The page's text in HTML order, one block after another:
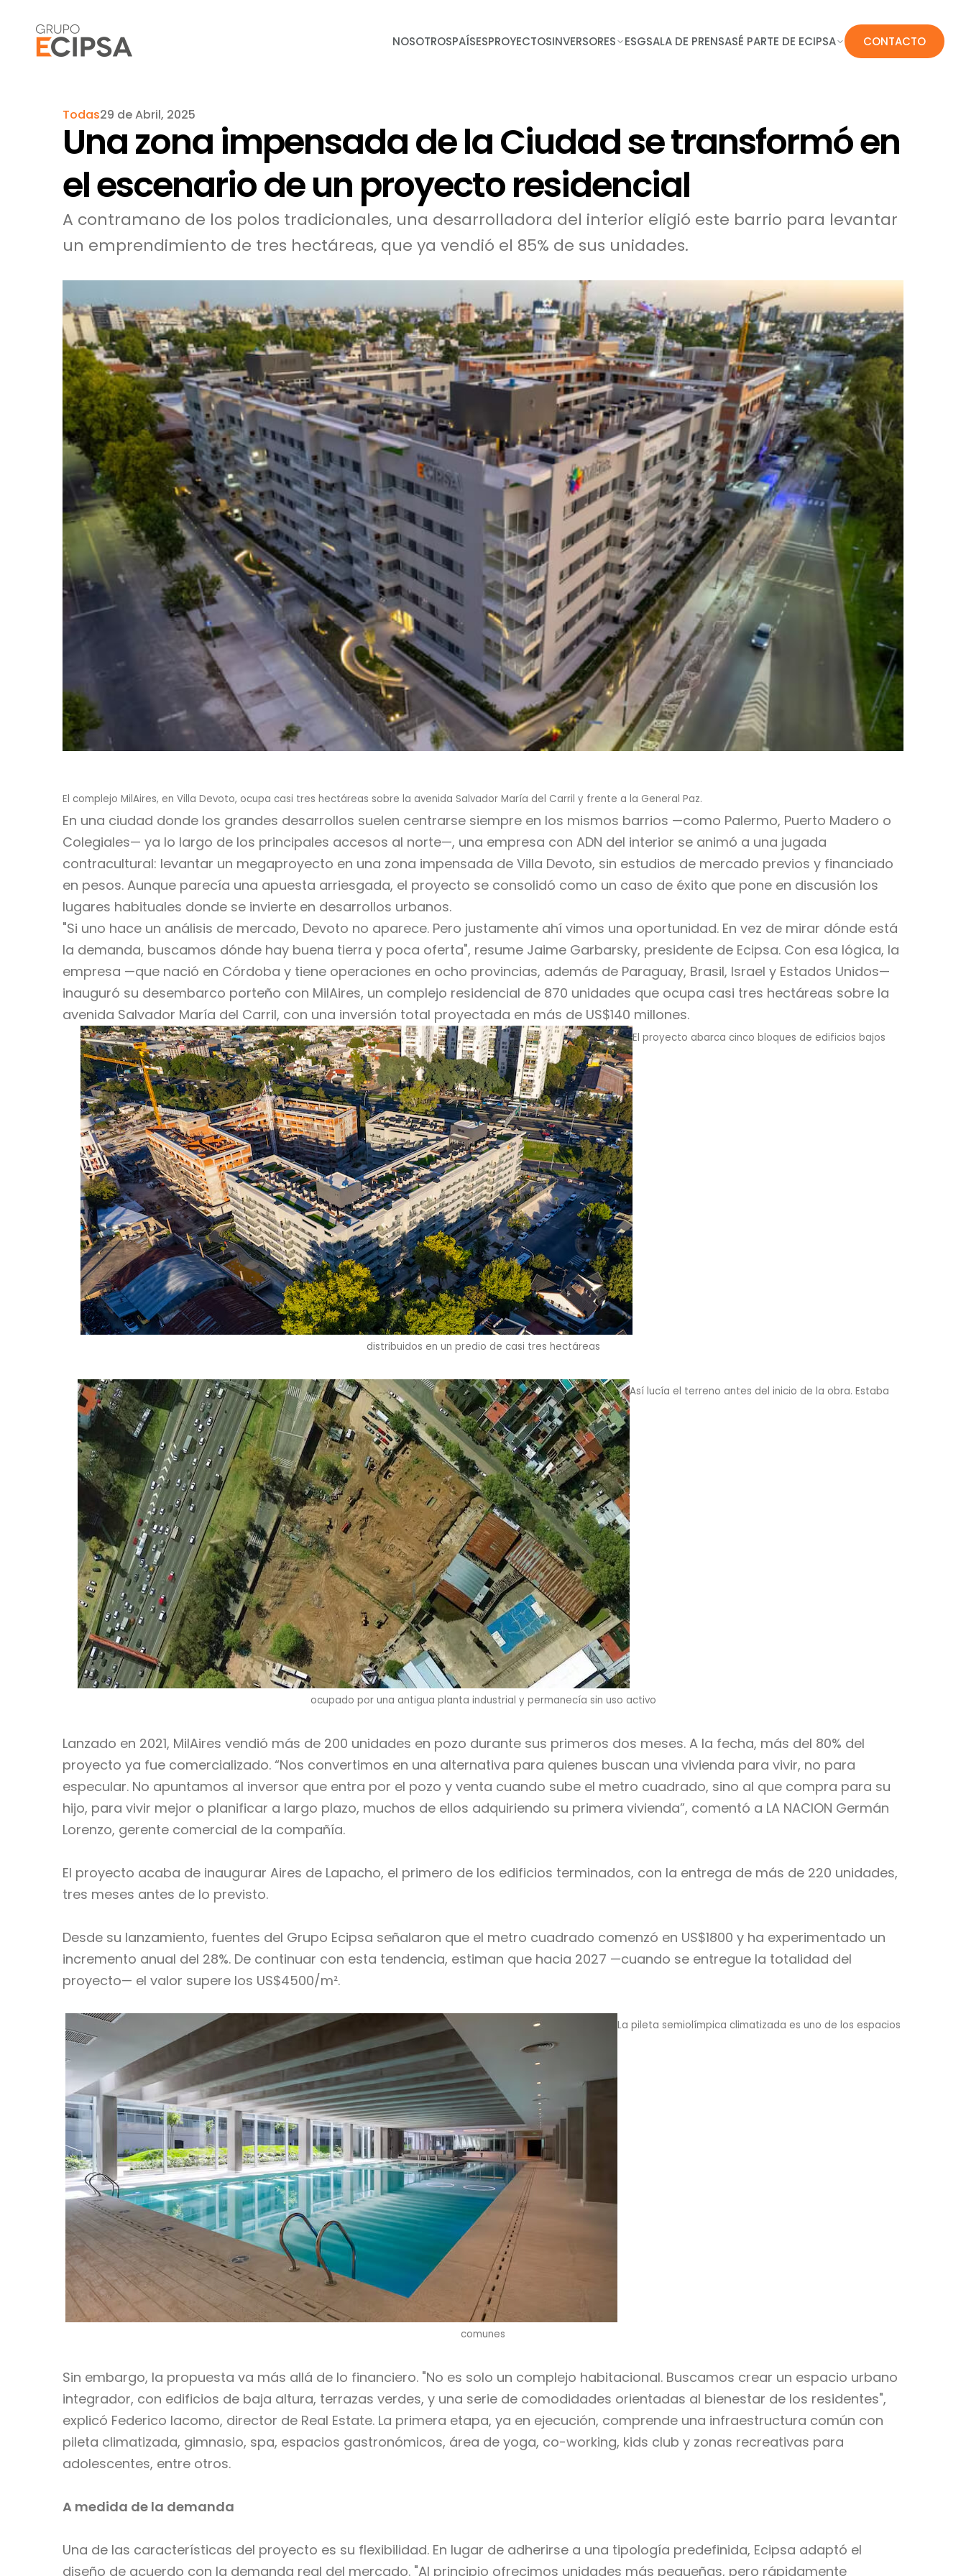
NOSOTROSPAÍSESPROYECTOSINVERSORES ESGSALA DE PRENSASÉ PARTE DE ECIPSA CONTACTO
Todas29 de Abril, 2025
Una zona impensada de la Ciudad se transformó en
el escenario de un proyecto residencial
A contramano de los polos tradicionales, una desarrolladora del interior eligió este barrio para levantar
un emprendimiento de tres hectáreas, que ya vendió el 85% de sus unidades.
El complejo MilAires, en Villa Devoto, ocupa casi tres hectáreas sobre la avenida Salvador María del Carril y frente a la General Paz.
En una ciudad donde los grandes desarrollos suelen centrarse siempre en los mismos barrios —como Palermo, Puerto Madero o
Colegiales— ya lo largo de los principales accesos al norte—, una empresa con ADN del interior se animó a una jugada
contracultural: levantar un megaproyecto en una zona impensada de Villa Devoto, sin estudios de mercado previos y financiado
en pesos. Aunque parecía una apuesta arriesgada, el proyecto se consolidó como un caso de éxito que pone en discusión los
lugares habituales donde se invierte en desarrollos urbanos.
"Si uno hace un análisis de mercado, Devoto no aparece. Pero justamente ahí vimos una oportunidad. En vez de mirar dónde está
la demanda, buscamos dónde hay buena tierra y poca oferta", resume Jaime Garbarsky, presidente de Ecipsa. Con esa lógica, la
empresa —que nació en Córdoba y tiene operaciones en ocho provincias, además de Paraguay, Brasil, Israel y Estados Unidos—
inauguró su desembarco porteño con MilAires, un complejo residencial de 870 unidades que ocupa casi tres hectáreas sobre la
avenida Salvador María del Carril, con una inversión total proyectada en más de US$140 millones.
El proyecto abarca cinco bloques de edificios bajos
distribuidos en un predio de casi tres hectáreas
Así lucía el terreno antes del inicio de la obra. Estaba
ocupado por una antigua planta industrial y permanecía sin uso activo
Lanzado en 2021, MilAires vendió más de 200 unidades en pozo durante sus primeros dos meses. A la fecha, más del 80% del
proyecto ya fue comercializado. “Nos convertimos en una alternativa para quienes buscan una vivienda para vivir, no para
especular. No apuntamos al inversor que entra por el pozo y venta cuando sube el metro cuadrado, sino al que compra para su
hijo, para vivir mejor o planificar a largo plazo, muchos de ellos adquiriendo su primera vivienda”, comentó a LA NACION Germán
Lorenzo, gerente comercial de la compañía.
El proyecto acaba de inaugurar Aires de Lapacho, el primero de los edificios terminados, con la entrega de más de 220 unidades,
tres meses antes de lo previsto.
Desde su lanzamiento, fuentes del Grupo Ecipsa señalaron que el metro cuadrado comenzó en US$1800 y ha experimentado un
incremento anual del 28%. De continuar con esta tendencia, estiman que hacia 2027 —cuando se entregue la totalidad del
proyecto— el valor supere los US$4500/m².
La pileta semiolímpica climatizada es uno de los espacios
comunes
Sin embargo, la propuesta va más allá de lo financiero. "No es solo un complejo habitacional. Buscamos crear un espacio urbano
integrador, con edificios de baja altura, terrazas verdes, y una serie de comodidades orientadas al bienestar de los residentes",
explicó Federico Iacomo, director de Real Estate. La primera etapa, ya en ejecución, comprende una infraestructura común con
pileta climatizada, gimnasio, spa, espacios gastronómicos, área de yoga, co-working, kids club y zonas recreativas para
adolescentes, entre otros.
A medida de la demanda
Una de las características del proyecto es su flexibilidad. En lugar de adherirse a una tipología predefinida, Ecipsa adaptó el
diseño de acuerdo con la demanda real del mercado. "Al principio ofrecimos unidades más pequeñas, pero rápidamente